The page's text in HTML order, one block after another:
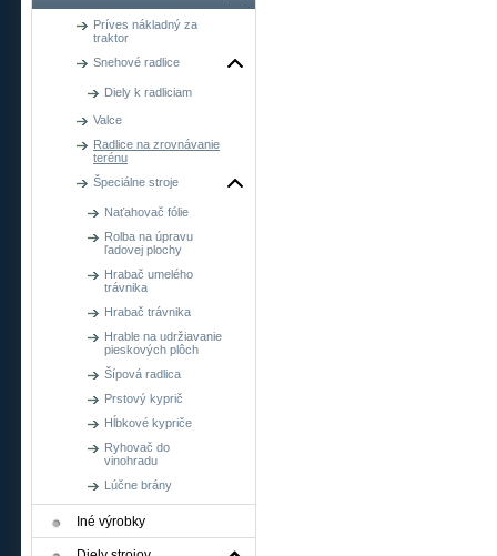
Príves nákladný za
traktor
Snehové radlice
Diely k radliciam
Valce
Radlice na zrovnávanie
terénu
Špeciálne stroje
Naťahovač fólie
Rolba na úpravu
ľadovej plochy
Hrabač umelého
trávnika
Hrabač trávnika
Hrable na udržiavanie
pieskových plôch
Šípová radlica
Prstový kyprič
Hĺbkové kypriče
Ryhovač do
vinohradu
Lúčne brány
Iné výrobky